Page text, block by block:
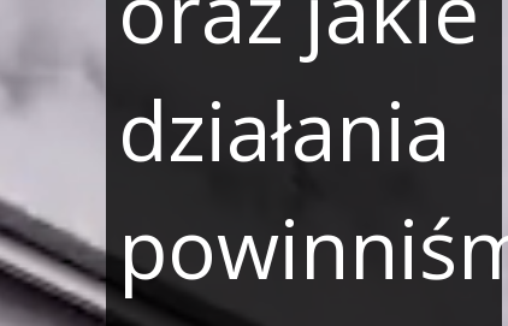
działania